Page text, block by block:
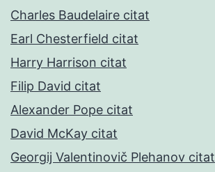
Charles Baudelaire citat
Earl Chesterfield citat
Harry Harrison citat
Filip David citat
Alexander Pope citat
David McKay citat
Georgij Valentinovič Plehanov citat